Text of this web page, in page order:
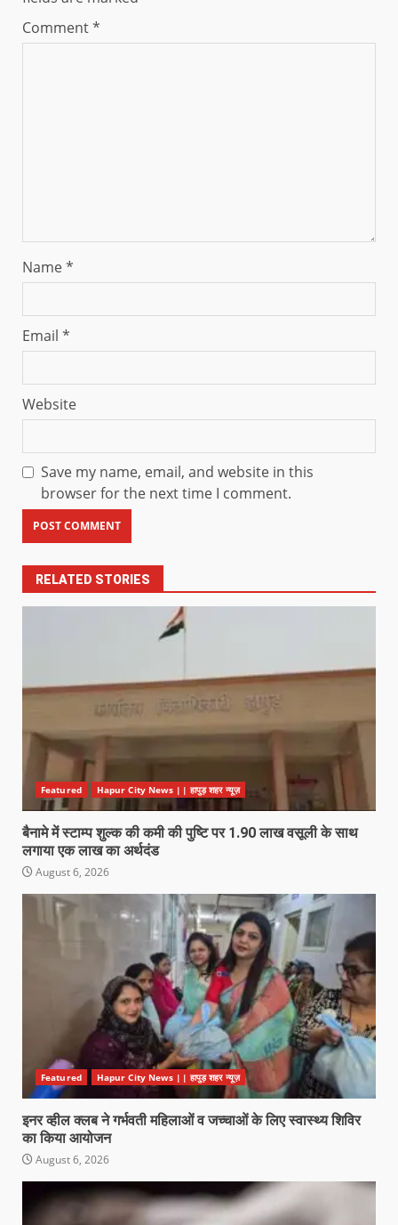
Comment*
Name*
Email *
Website
Save my name, email, and website in this
browser for the next time I comment.
RELATED STORIES
Featured Hapur City News || हापुड़ शहर न्यूज़
बैनामे में स्टाम्प शुल्क की कमी की पुष्टि पर 1.90 लाख वसूली के साथ
लगाया एक लाख का अर्थदंड
August 6, 2026
Featured Hapur City News || हापुड़ शहर न्यूज़
इनर व्हील क्लब ने गर्भवती महिलाओं व जच्चाओं के लिए स्वास्थ्य शिविर
का किया आयोजन
August 6, 2026